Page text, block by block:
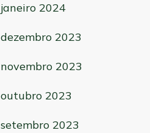
janeiro 2024
dezembro 2023
novembro 2023
outubro 2023
setembro 2023